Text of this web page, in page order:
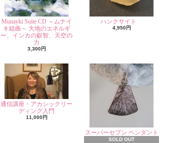
Munayki Suite CD ～ムナイ
キ組曲～ 大地のエネルギ
ー、インカの叡智、天空の
力
3,300円
ハンクサイト
4,950円
通信講座・アカシックリー
ディング入門
11,000円
スーパーセブン ペンダント
SOLD OUT